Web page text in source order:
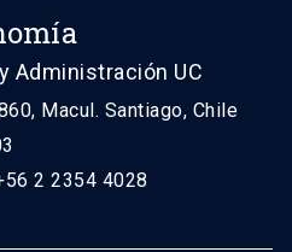
Administración UC
Macul. Santiago, Chile
2 2354 4028